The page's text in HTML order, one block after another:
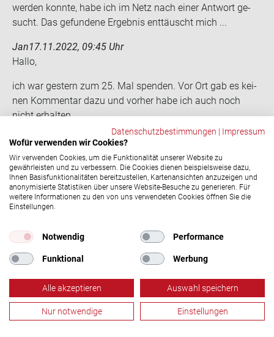
wer­den konn­te, habe ich im Netz nach einer Ant­wort ge­
sucht. Das ge­fun­de­ne Er­geb­nis ent­täuscht mich ...
Jan17.11.2022, 09:45 Uhr
Hallo,
ich war ges­tern zum 25. Mal spen­den. Vor Ort gab es kei­
nen Kom­men­tar dazu und vor­her habe ich auch noch
nicht er­hal­ten.
Wie komme ich zu mei­nen Ehren?
BG
Laura Pagel17.11.2022, 12:15 Uhr
Hallo Jan, es kann passieren, dass vor Ort ein
Spendejubiläum übersehen wir. Das sollte es natürlich
nicht und wir entschuldigen uns dafür bei dir! Bitte
11, damit wir dir dein Ehrungsgeschenk zukommen
lassen können. Danke für deinen Einsatz als
Manfred Hogg18.01.2023, 17:14 Uhr
In OHZ gibt es für die 50. Spen­de gar nichts mehr. Ich
Datenschutzbestimmungen | Impressum
Wofür verwenden wir Cookies?
Wir verwenden Cookies, um die Funktionalität unserer Website zu
gewährleisten und zu verbessern. Die Cookies dienen beispielsweise dazu,
Ihnen Basisfunktionalitäten bereitzustellen, Kartenansichten anzuzeigen und
anonymisierte Statistiken über unsere Website-Besuche zu generieren. Für
weitere Informationen zu den von uns verwendeten Cookies öffnen Sie die
Einstellungen.
Notwendig Performance
Funktional Werbung
Alle akzeptieren Auswahl speichern
Nur notwendige Einstellungen